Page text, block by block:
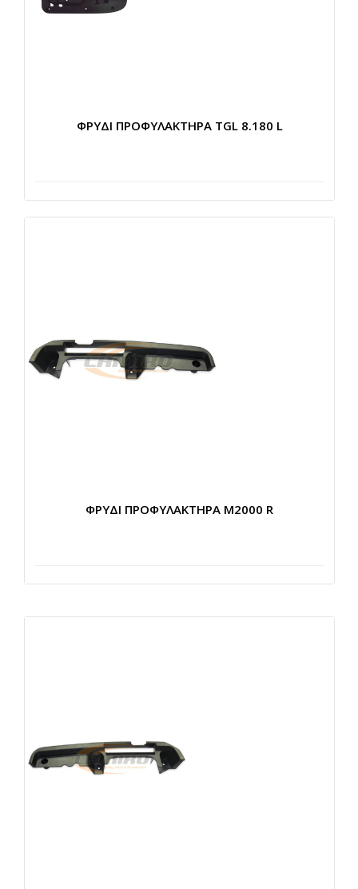
ΦΡΥΔΙ ΠΡΟΦΥΛΑΚΤΗΡΑ TGL 8.180 L
ΦΡΥΔΙ ΠΡΟΦΥΛΑΚΤΗΡΑ Μ2000 R